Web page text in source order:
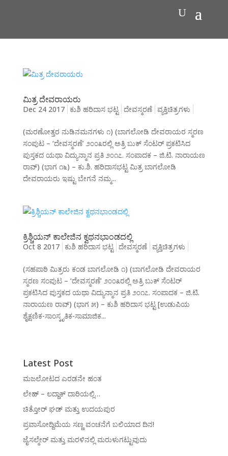
ಮಿತ್ರ ದೇವರಾಯರು
Dec 24 2017 ಕುಶಿ ಹರಿದಾಸ ಭಟ್ಟ ದೇವಸ್ಮರಣೆ ವ್ಯಕ್ತಿಚಿತ್ರಗಳು
(ಮರಣೋತ್ತರ ನುಡಿನಮನಗಳು ೧) (ಬಾಗಲೋಡಿ ದೇವರಾಯರ ಸ್ಮರಣ
ಸಂಪುಟ – ‘ದೇವಸ್ಮರಣೆ’ ೨೦೦೩ರಲ್ಲಿ ಅತ್ರಿ ಬುಕ್ ಸೆಂಟರ್ ಪ್ರಕಟಿಸಿದ
ಪುಸ್ತಕದ ಯಥಾ ವಿದ್ಯುನ್ಮಾನ ಪ್ರತಿ ೨೦೧೭. ಸಂಪಾದಕ – ಜಿ.ಟಿ. ನಾರಾಯಣ
ರಾವ್) (ಭಾಗ ೧೬) – ಕು.ಶಿ. ಹರಿದಾಸಭಟ್ಟ ಮಿತ್ರ ಬಾಗಲೋಡಿ
ದೇವರಾಯರು ಇಷ್ಟು ಬೇಗನೆ ನಮ್ಮ...
ಕ್ರಿಶ್ಚಿಯನ್ ಕಾಲೇಜಿನ ಕ್ವಥನಭಾಂಡದಲ್ಲಿ
Oct 8 2017 ಕುಶಿ ಹರಿದಾಸ ಭಟ್ಟ ದೇವಸ್ಮರಣೆ ವ್ಯಕ್ತಿಚಿತ್ರಗಳು
(ಸಹಪಾಠಿ ಮಿತ್ರರು ಕಂಡ ಬಾಗಲೋಡಿ ೧) (ಬಾಗಲೋಡಿ ದೇವರಾಯರ
ಸ್ಮರಣ ಸಂಪುಟ – ‘ದೇವಸ್ಮರಣೆ’ ೨೦೦೩ರಲ್ಲಿ ಅತ್ರಿ ಬುಕ್ ಸೆಂಟರ್
ಪ್ರಕಟಿಸಿದ ಪುಸ್ತಕದ ಯಥಾ ವಿದ್ಯುನ್ಮಾನ ಪ್ರತಿ ೨೦೧೭. ಸಂಪಾದಕ – ಜಿ.ಟಿ.
ನಾರಾಯಣ ರಾವ್) (ಭಾಗ ೫) – ಕುಶಿ ಹರಿದಾಸ ಭಟ್ಟ [ಉಡುಪಿಯ
ಶೈಕ್ಷಣಿಕ-ಸಾಂಸ್ಕೃತಿಕ-ಸಾಮಾಜಿಕ...
Latest Post
ಮಜಲೋಟದ ಎರಡನೇ ಹಂತ
ಲೇಹ್ – ಲದ್ದಾಕ್ ದಾರಿಯಲ್ಲಿ…
ಚಿತ್ತೋರ್ ಘಡ್ ಮತ್ತು ಉದಯಪುರ
ಪ್ರವಾಸೋದ್ದಿಮೆಯ ಸಣ್ಣ ವಂಚನೆಗೆ ಬಲಿಯಾದ ದಿನ!
ಜೈಸಲ್ಮೇರ್ ಮತ್ತು ಮರಳಿನಲ್ಲಿ ಮರುಳುಗಟ್ಟುವುದು